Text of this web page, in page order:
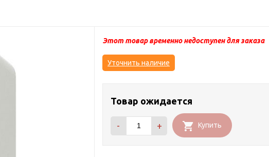
Этот товар временно недоступен для заказа
Уточнить наличие
Товар ожидается
- + Купить